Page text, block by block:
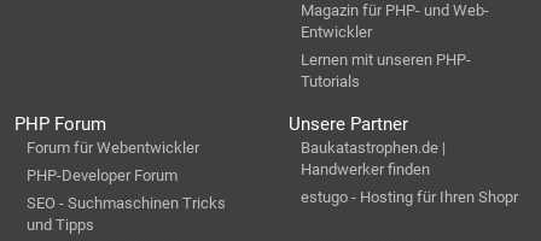
Magazin für PHP- und Web-
Entwickler
Lernen mit unseren PHP-
Tutorials
PHP Forum
Forum für Webentwickler
PHP-Developer Forum
SEO - Suchmaschinen Tricks
und Tipps
Unsere Partner
Baukatastrophen.de |
Handwerker finden
estugo - Hosting für Ihren Shopr